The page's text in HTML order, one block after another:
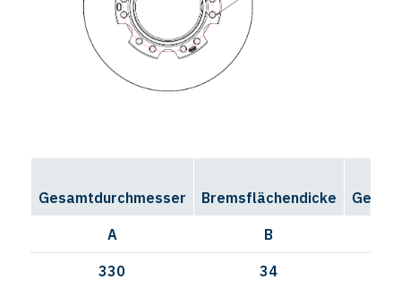
Gesamtdurchmesser Bremsflächendicke
A B
330 34